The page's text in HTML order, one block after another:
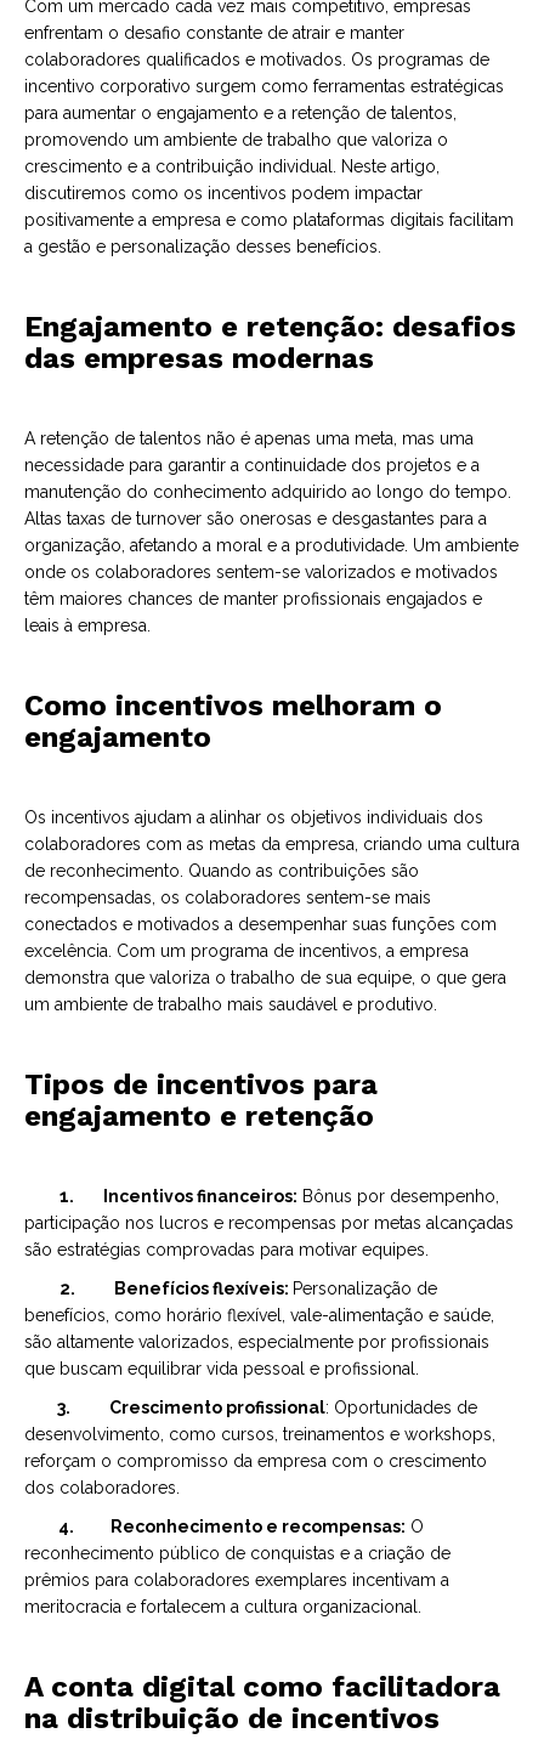
Com um mercado cada vez mais competitivo, empresas
enfrentam o desafio constante de atrair e manter
colaboradores qualificados e motivados. Os programas de
incentivo corporativo surgem como ferramentas estratégicas
para aumentar o engajamento e a retenção de talentos,
promovendo um ambiente de trabalho que valoriza o
crescimento e a contribuição individual. Neste artigo,
discutiremos como os incentivos podem impactar
positivamente a empresa e como plataformas digitais facilitam
a gestão e personalização desses benefícios.
Engajamento e retenção: desafios
das empresas modernas
A retenção de talentos não é apenas uma meta, mas uma
necessidade para garantir a continuidade dos projetos e a
manutenção do conhecimento adquirido ao longo do tempo.
Altas taxas de turnover são onerosas e desgastantes para a
organização, afetando a moral e a produtividade. Um ambiente
onde os colaboradores sentem-se valorizados e motivados
têm maiores chances de manter profissionais engajados e
leais à empresa.
Como incentivos melhoram o
engajamento
Os incentivos ajudam a alinhar os objetivos individuais dos
colaboradores com as metas da empresa, criando uma cultura
de reconhecimento. Quando as contribuições são
recompensadas, os colaboradores sentem-se mais
conectados e motivados a desempenhar suas funções com
excelência. Com um programa de incentivos, a empresa
demonstra que valoriza o trabalho de sua equipe, o que gera
um ambiente de trabalho mais saudável e produtivo.
Tipos de incentivos para
engajamento e retenção
1. Incentivos financeiros: Bônus por desempenho,
participação nos lucros e recompensas por metas alcançadas
são estratégias comprovadas para motivar equipes.
2.
Benefícios flexíveis: Personalização de
benefícios, como horário flexível, vale-alimentação e saúde,
são altamente valorizados, especialmente por profissionais
que buscam equilibrar vida pessoal e profissional.
3.
Crescimento profissional: Oportunidades de
desenvolvimento, como cursos, treinamentos e workshops,
reforçam o compromisso da empresa com o crescimento
dos colaboradores.
4.
Reconhecimento e recompensas: O
reconhecimento público de conquistas e a criação de
prêmios para colaboradores exemplares incentivam a
meritocracia e fortalecem a cultura organizacional.
A conta digital como facilitadora
na distribuição de incentivos